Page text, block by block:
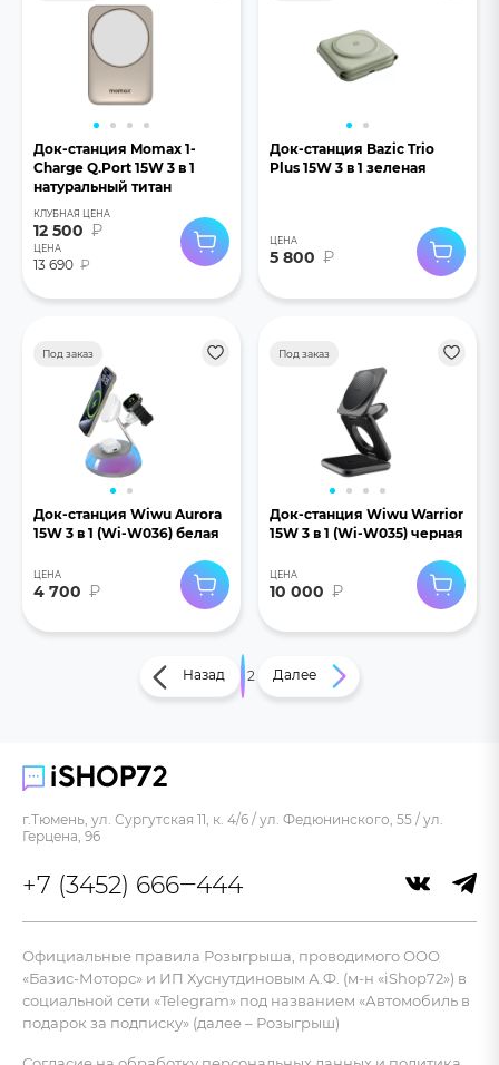
Док-станция Momax 1-
Charge Q.Port 15W 3 в 1
натуральный титан
КЛУБНАЯ ЦЕНА
12 500 ₽
ЦЕНА
13 690 ₽
Док-станция Bazic Trio
Plus 15W 3 в 1 зеленая
ЦЕНА
5 800 ₽
Под заказ
Док-станция Wiwu Aurora
15W 3 в 1 (Wi-W036) белая
ЦЕНА
4 700 ₽
Под заказ
Док-станция Wiwu Warrior
15W 3 в 1 (Wi-W035) черная
ЦЕНА
10 000 ₽
Назад 12 Далее
+7 (3452) 666‒444
г.Тюмень, ул. Сургутская 11, к. 4/6 / ул. Федюнинского, 55 / ул.
Герцена, 96
Официальные правила Розыгрыша, проводимого ООО
«Базис-Моторс» и ИП Хуснутдиновым А.Ф. (м-н «iShop72») в
социальной сети «Telegram» под названием «Автомобиль в
подарок за подписку» (далее – Розыгрыш)